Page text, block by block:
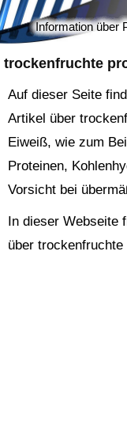
trockenfruchte
Information über
Auf dieser Seite
Artikel über
Eiweiß, wie zum
Proteinen,
Vorsicht bei
In dieser Webseite
über trockenfruchte